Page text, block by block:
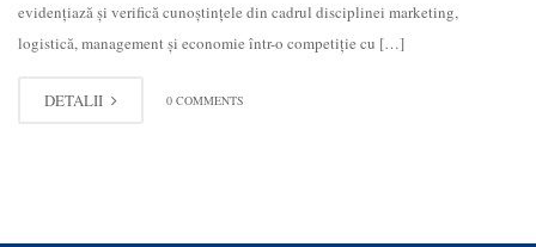
evidenţiază și verifică cunoştinţele din cadrul disciplinei marketing,
logistică, management și economie într-o competiţie cu […]
DETALII 0 COMMENTS